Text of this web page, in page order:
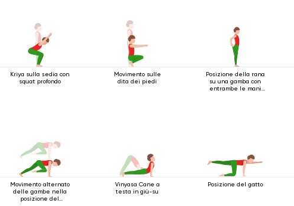
Kriya sulla sedia con
squat profondo
Movimento sulle
dita dei piedi
Posizione della rana
su una gamba con
entrambe le mani
Movimento alternato
delle gambe nella
posizione del
Vinyasa Cane a
testa in giù-su
Posizione del gatto